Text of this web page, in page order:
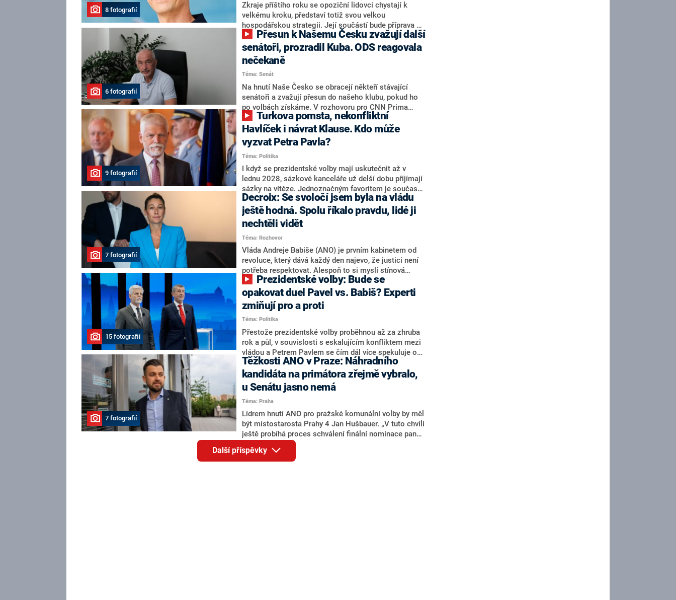
8 fotografií
Zkraje příštího roku se opoziční lidovci chystají k
velkému kroku, představí totiž svou velkou
hospodářskou strategii. Její součástí bude příprava na
stárnutí populace, řekl ve středu na setkání s novináři
nový předseda lidovců Jan Grolich. Ten zároveň v
senátních volbách kandiduje ve Vyškově. Popsal i
aktivitu opozice, o níž vládní strany nebo političtí
komentátoři mluví jako o slabé a v defenzivě. „Je to
úmorná práce upozorňovat na chyby vlády. Ministři s
námi navíc nechodí do debat. Chceme ale ukazovat
svoje témata,“ odpověděl Grolich na dotaz CNN Prima
NEWS.
6 fotografií
senátoři, prozradil Kuba. ODS reagovala
nečekaně
Téma: Senát
Na hnutí Naše Česko se obracejí někteří stávající
senátoři a zvažují přesun do našeho klubu, pokud ho
po volbách získáme. V rozhovoru pro CNN Prima
NEWS to řekl zakladatel hnutí a jihočeský hejtman
Martin Kuba. Konkrétní nebyl, ale získat by takto mohl
například senátora Zdeňka Hrabu, který je dnes
součástí klubu ODS a TOP 09. Hraba to na dotaz
redakce nevyloučil. Předseda klubu senátorů ODS
Zdeněk Nytra redakci řekl, že počítá s odchodem
některých senátorů z klubu a že Naše Česko není
nepřítel, ale soupeř.
9 fotografií
Havlíček i návrat Klause. Kdo může
vyzvat Petra Pavla?
Téma: Politika
I když se prezidentské volby mají uskutečnit až v
lednu 2028, sázkové kanceláře už delší dobu přijímají
sázky na vítěze. Jednoznačným favoritem je současná
hlava státu Petr Pavel. Daleko za ním pak bookmakeři
zmiňují dva výrazné politiky ANO, tedy premiéra
Andreje Babiše a ministra průmyslu Karla Havlíčka.
Oblíbeným tipem samotných sázkařů je poslanec za
Motoristy Filip Turek. Politolog Jan Kubáček nicméně
o případné kandidatuře kohokoliv ze zmíněné trojice
značně pochybuje. Podle něj současná koalice dosud
nemá osobu, která by Pavlovi mohla konkurovat.
7 fotografií
Decroix: Se svoločí jsem byla na vládu
ještě hodná. Spolu říkalo pravdu, lidé ji
nechtěli vidět
Téma: Rozhovor
Vláda Andreje Babiše (ANO) je prvním kabinetem od
revoluce, který dává každý den najevo, že justici není
potřeba respektovat. Alespoň to si myslí stínová
ministryně spravedlnosti ODS Eva Decroix. V
rozhovoru pro CNN Prima NEWS si nebrala servítky
ohledně politického výkonu svého nástupce Jeronýma
Tejce (za ANO) či vládní zmocněnkyně pro lidská
práva Taťány Malé (ANO). Označením „svoloč“ na
adresu vlády prý byla ještě hodná. Decroix se také
vrátila k volební porážce koalice Spolu či promluvila o
hnutí Naše Česko Martina Kuby.
15 fotografií
opakovat duel Pavel vs. Babiš? Experti
zmiňují pro a proti
Téma: Politika
Přestože prezidentské volby proběhnou až za zhruba
rok a půl, v souvislosti s eskalujícím konfliktem mezi
vládou a Petrem Pavlem se čím dál více spekuluje o
tom, koho by do bitvy o Hrad mohla vyslat současná
koalice. Někteří političtí komentátoři znovu vytahují
jméno premiéra Andreje Babiše (ANO). Jak moc je
pravděpodobné, že se v prezidentských volbách 2028
bude znovu opakovat souboj z roku 2023?
7 fotografií
Těžkosti ANO v Praze: Náhradního
kandidáta na primátora zřejmě vybralo,
u Senátu jasno nemá
Téma: Praha
Lídrem hnutí ANO pro pražské komunální volby by měl
být místostarosta Prahy 4 Jan Hušbauer. „V tuto chvíli
ještě probíhá proces schválení finální nominace pana
Jana Hušbauera Výborem hnutí ANO,“ uvedl pro
redakci místopředseda pražského ANO Martin
Benkovič. O Hušbauerovi se spekulovalo jako o
Další příspěvky